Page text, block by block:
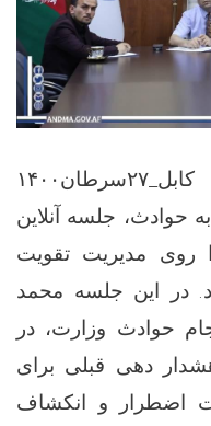
کابل_۲۷سرطان۱۴۰۰
حوادث، جلسه آنلاین
روی مدیریت تقویت
در این جلسه محمد
حوادث وزارت، در
دهی قبلی برای
اضطرار و انکشاف